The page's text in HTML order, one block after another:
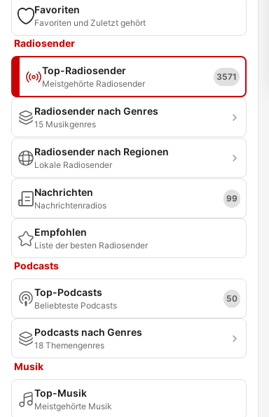
Favoriten
Favoriten und Zuletzt gehört
Radiosender
Top-Radiosender
Meistgehörte Radiosender
3571
Radiosender nach Genres
15 Musikgenres
Radiosender nach Regionen
Lokale Radiosender
Nachrichten
Nachrichtenradios
99
Empfohlen
Liste der besten Radiosender
Podcasts
Top-Podcasts
Beliebteste Podcasts
50
Podcasts nach Genres
18 Themengenres
Musik
Top-Musik
Meistgehörte Musik